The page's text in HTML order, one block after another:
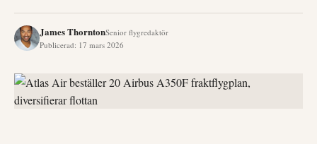
James ThorntonSenior flygredaktör
Publicerad: 17 mars 2026